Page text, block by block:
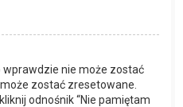
wprawdzie nie może zostać
zostać zresetowane.
odnośnik “Nie pamiętam